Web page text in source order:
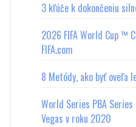
3 kľúče k dokončeniu
2026 FIFA World Cup ™
FIFA.com
8 Metódy, ako byť oveľa
World Series PBA
Vegas v roku 2020